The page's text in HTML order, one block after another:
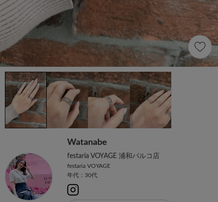
Watanabe
festaria VOYAGE 浦和パルコ店
festaria VOYAGE
年代：30代